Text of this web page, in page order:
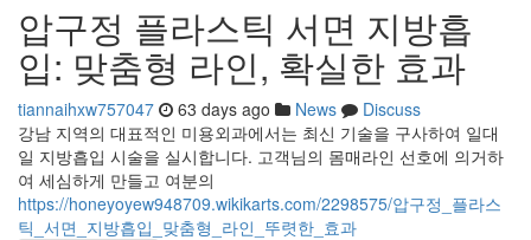
압구정 플라스틱 서면 지방흡
입: 맞춤형 라인, 확실한 효과
tiannaihxw757047 63 days ago News
Discuss
강남 지역의 대표적인 미용외과에서는 최신 기술을 구사하여 일대
일 지방흡입 시술을 실시합니다. 고객님의 몸매라인 선호에 의거하
여 세심하게 만들고 여분의
https://honeyoyew948709.wikikarts.com/2298575/압구정_플라스
틱_서면_지방흡입_맞춤형_라인_뚜렷한_효과